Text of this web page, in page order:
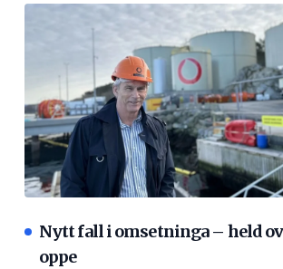
Nytt fall i omsetninga – held
oppe